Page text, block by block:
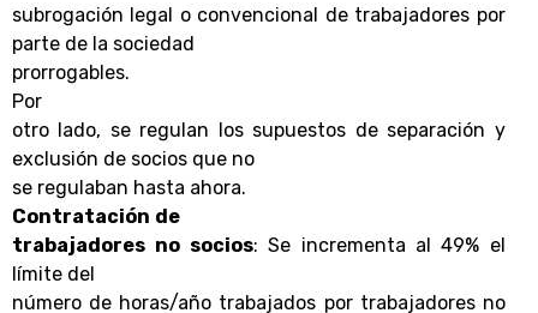
subrogación legal o convencional de trabajadores por
parte de la sociedad
prorrogables.
Por
otro lado, se regulan los supuestos de separación y
exclusión de socios que no
se regulaban hasta ahora.
Contratación de
trabajadores no socios: Se incrementa al 49% el
límite del
número de horas/año trabajados por trabajadores no